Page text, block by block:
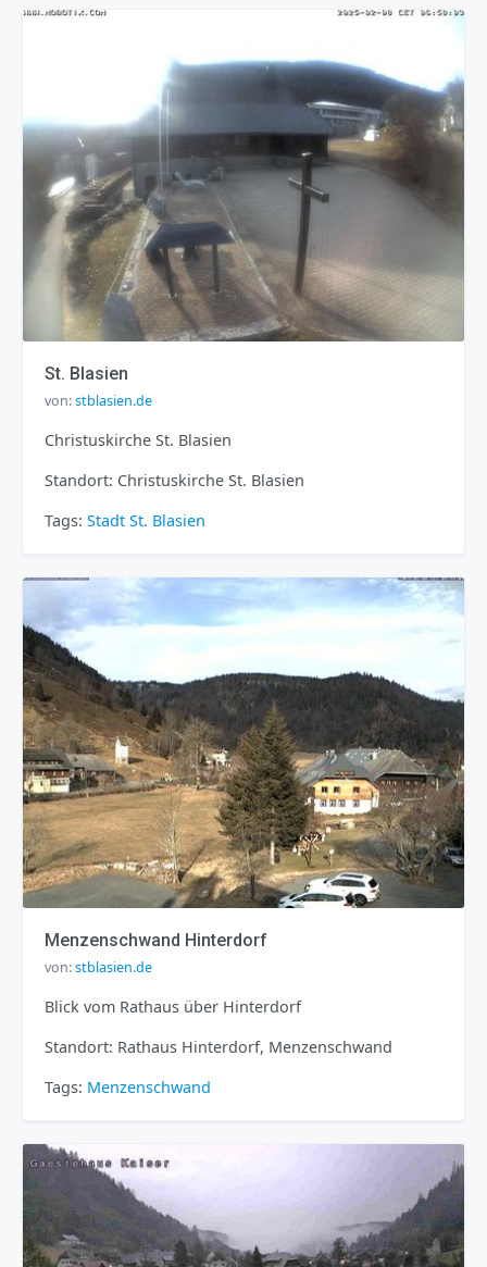
St. Blasien
von:stblasien.de
Christuskirche St. Blasien
Standort: Christuskirche St. Blasien
Tags: Stadt St. Blasien
Menzenschwand Hinterdorf
von:stblasien.de
Blick vom Rathaus über Hinterdorf
Standort: Rathaus Hinterdorf, Menzenschwand
Tags: Menzenschwand